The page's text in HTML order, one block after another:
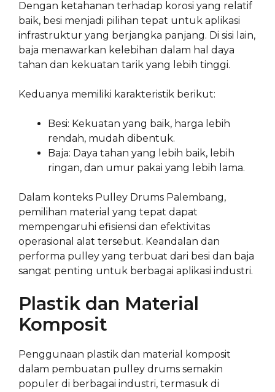
Dengan ketahanan terhadap korosi yang relatif
baik, besi menjadi pilihan tepat untuk aplikasi
infrastruktur yang berjangka panjang. Di sisi lain,
baja menawarkan kelebihan dalam hal daya
tahan dan kekuatan tarik yang lebih tinggi.
Keduanya memiliki karakteristik berikut:
Besi: Kekuatan yang baik, harga lebih
rendah, mudah dibentuk.
Baja: Daya tahan yang lebih baik, lebih
ringan, dan umur pakai yang lebih lama.
Dalam konteks Pulley Drums Palembang,
pemilihan material yang tepat dapat
mempengaruhi efisiensi dan efektivitas
operasional alat tersebut. Keandalan dan
performa pulley yang terbuat dari besi dan baja
sangat penting untuk berbagai aplikasi industri.
Plastik dan Material
Komposit
Penggunaan plastik dan material komposit
dalam pembuatan pulley drums semakin
populer di berbagai industri, termasuk di